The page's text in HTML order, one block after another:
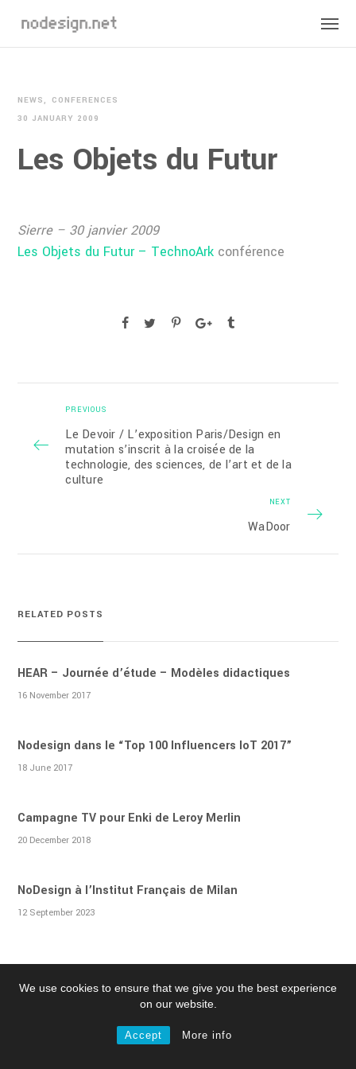
We use cookies to ensure that we give you the best experience
on our website.
Accept More info
NEWS
CONFERENCES
30 JANUARY 2009
Les Objets du Futur
Sierre – 30 janvier 2009
Les Objets du Futur – TechnoArk conférence
PREVIOUS
Le Devoir / L’exposition Paris/Design en
mutation s’inscrit à la croisée de la
technologie, des sciences, de l’art et de la
culture
NEXT
WaDoor
RELATED POSTS
HEAR – Journée d’étude – Modèles didactiques
16 November 2017
Nodesign dans le “Top 100 Influencers IoT 2017”
18 June 2017
Campagne TV pour Enki de Leroy Merlin
20 December 2018
NoDesign à l’Institut Français de Milan
12 September 2023
© 2024 Nodesign.net All right reserved /Legal Mentions